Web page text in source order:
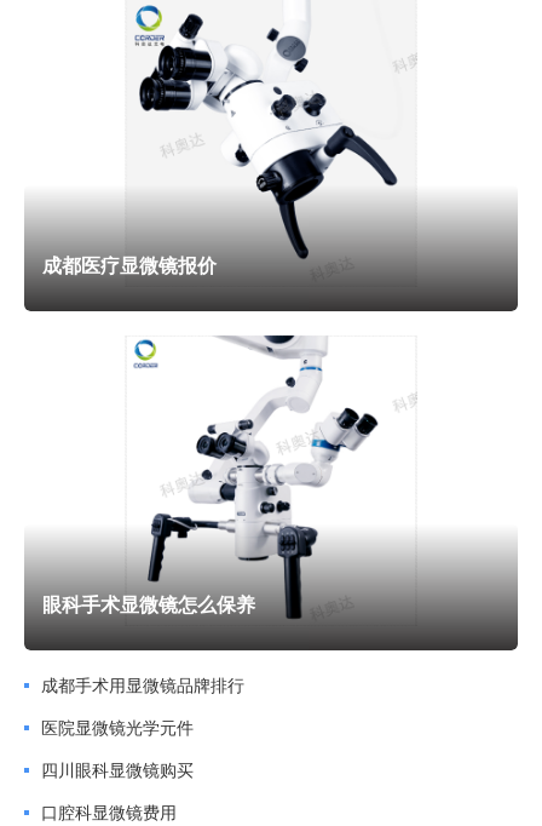
【数字化手术选高兼容性手术显微镜】随着数字化医疗的
快速发展，医疗机构对手术显微镜的兼容性要求越来越高，一
款高兼容性的手术显微镜，能对接各类数字化医疗设备，助力
医疗机构实现手术数字化、智能化，提升诊疗水平和教学质
量。市面上很多手术显微镜兼容性差，无法对接导航系统、摄
像机、远程会诊设备，无法实现手术图像的实时传输和共享，
制约了医疗机构的数字化发展；而成都科奥达光电的手术显微
镜，注重兼容性设计，配备标准接口，可轻松对接手术导航系
统、摄像机、显示器等设备，满足数字化诊疗需求。例如，对
接导航系统可实现术中实时导航，提升微创手术精细度；对接
摄像机和显示器可实现手术图像实时展示，方便手术教学和病
例讨论；对接远程会诊系统可实现异地指导，提升基层医院的
诊疗水平。成都科奥达的手术显微镜，以高兼容性助力医疗机
构实现数字化升级，无论是三甲医院的精细微创手术，还是基
层医院的常规手术，都能完美适配，值得各类医疗机构深入考
成都医疗显微镜报价
眼科手术显微镜怎么保养
成都手术用显微镜品牌排行
医院显微镜光学元件
四川眼科显微镜购买
口腔科显微镜费用